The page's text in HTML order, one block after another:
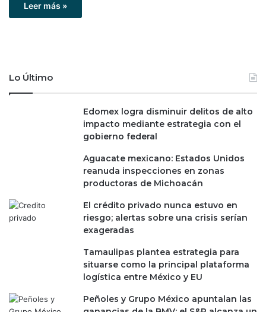
Leer más »
Lo Último
Edomex logra disminuir delitos de alto
impacto mediante estrategia con el
gobierno federal
Aguacate mexicano: Estados Unidos
reanuda inspecciones en zonas
productoras de Michoacán
El crédito privado nunca estuvo en
riesgo; alertas sobre una crisis serían
exageradas
Tamaulipas plantea estrategia para
situarse como la principal plataforma
logística entre México y EU
Peñoles y Grupo México apuntalan las